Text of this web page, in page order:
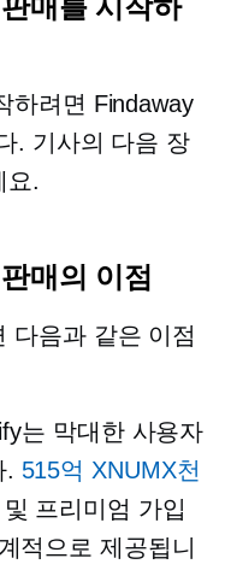
하려면 Findaway
. 기사의 다음 장
요.
매의 이점
다음과 같은 이점
는 막대한 사용자
. 515억 XNUMX천
프리미엄 가입
적으로 제공됩니